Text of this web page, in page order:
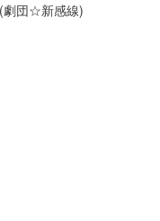
劇団☆新感線)